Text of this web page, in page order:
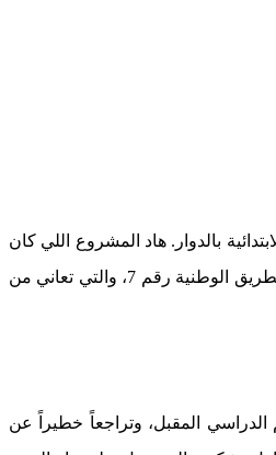
بالدوار. هاد المشروع اللي كان
كيمثل طوق نجاة وأمل لوليدات المنطقة واطمئنان للأسر باش يخفاف شبح الهدر المدرسي ومعاناة التنقل اليومي بين المنازل والمدرسةالوحيدة بالدور والتي توجد على الطريق الوطنية رقم 7، والتي تعاني من
الدراسي المقبل، وتراجعاً خطيراً عن